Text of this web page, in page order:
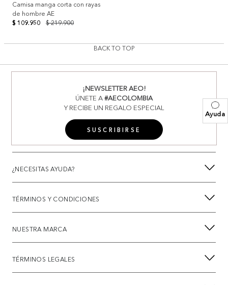
Ayuda
Camisa manga corta con rayas
de hombre AE
$ 219.900
$ 109.950
BACK TO TOP
¡NEWSLETTER AEO!
ÚNETE A#AECOLOMBIA
Y RECIBE UN REGALO ESPECIAL
SUSCRIBIRSE
¿NECESITAS AYUDA?
TÉRMINOS Y CONDICIONES
NUESTRA MARCA
TÉRMINOS LEGALES